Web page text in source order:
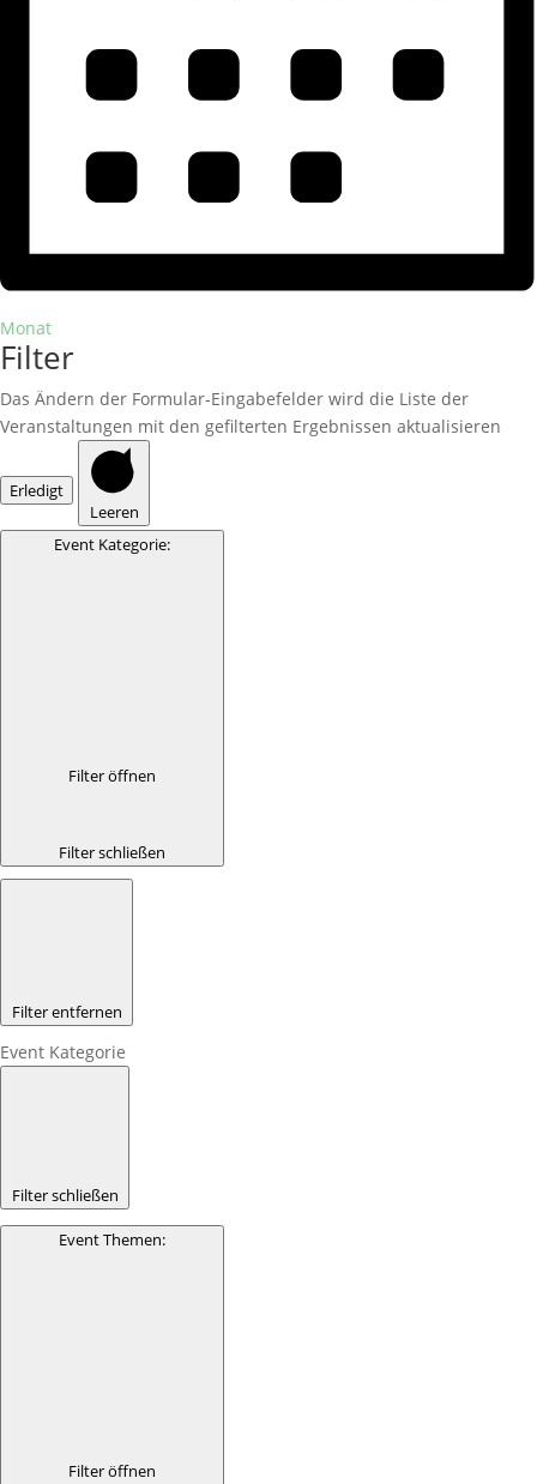
Monat
Filter
Das Ändern der Formular-Eingabefelder wird die Liste der
Veranstaltungen mit den gefilterten Ergebnissen aktualisieren
Erledigt
Leeren
Event Kategorie:
Filter öffnen
Filter schließen
Filter entfernen
Event Kategorie
Filter schließen
Event Themen:
Filter öffnen